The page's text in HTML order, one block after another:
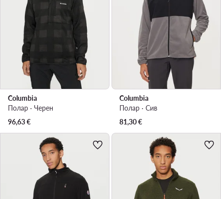
Columbia
Полар · Черен
96,63€
Columbia
Полар · Сив
81,30€